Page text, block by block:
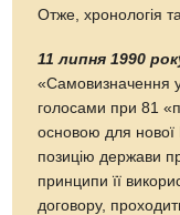
Отже, хронологія
11 липня 1990
«Самовизначення
голосами при 81
основою для нової
позицію держави
принципи її
договору,